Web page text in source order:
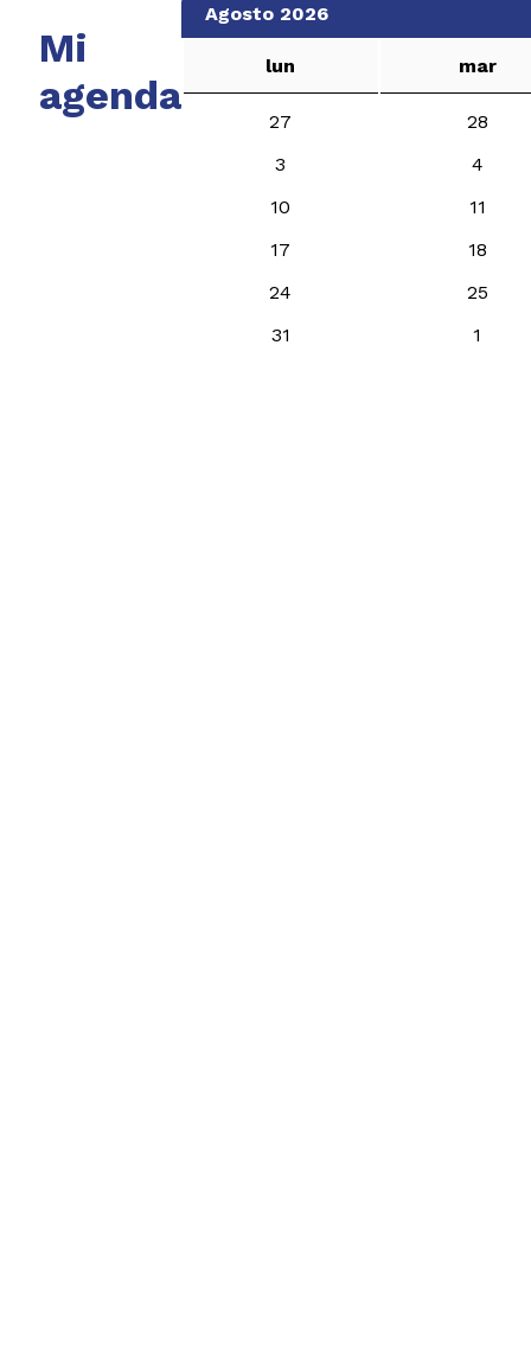
Mi
agenda
Agosto 2026
lun mar
27
28
3
4
10
11
17
18
24
25
31
1